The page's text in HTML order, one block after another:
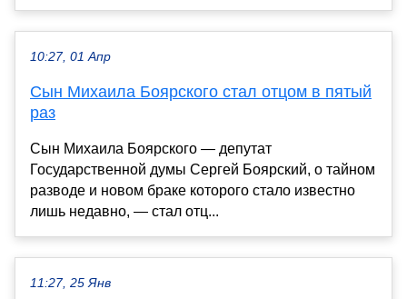
10:27, 01 Апр
Сын Михаила Боярского стал отцом в пятый
раз
Сын Михаила Боярского — депутат
Государственной думы Сергей Боярский, о тайном
разводе и новом браке которого стало известно
лишь недавно, — стал отц...
11:27, 25 Янв